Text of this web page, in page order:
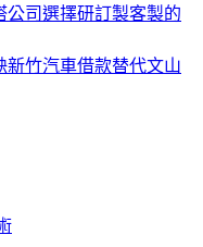
公司選擇研訂製客製的
新竹汽車借款替代文山